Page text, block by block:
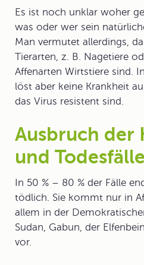
Es ist noch unklar woher
was oder wer sein
Man vermutet allerdings,
Tierarten, z. B. Nagetiere
Affenarten Wirtstiere sind.
löst aber keine Krankheit
das Virus resistent sind.
Ausbruch der
und Todesfälle
In 50 % – 80 % der Fälle
tödlich. Sie kommt nur in
allem in der
Sudan, Gabun, der
vor.